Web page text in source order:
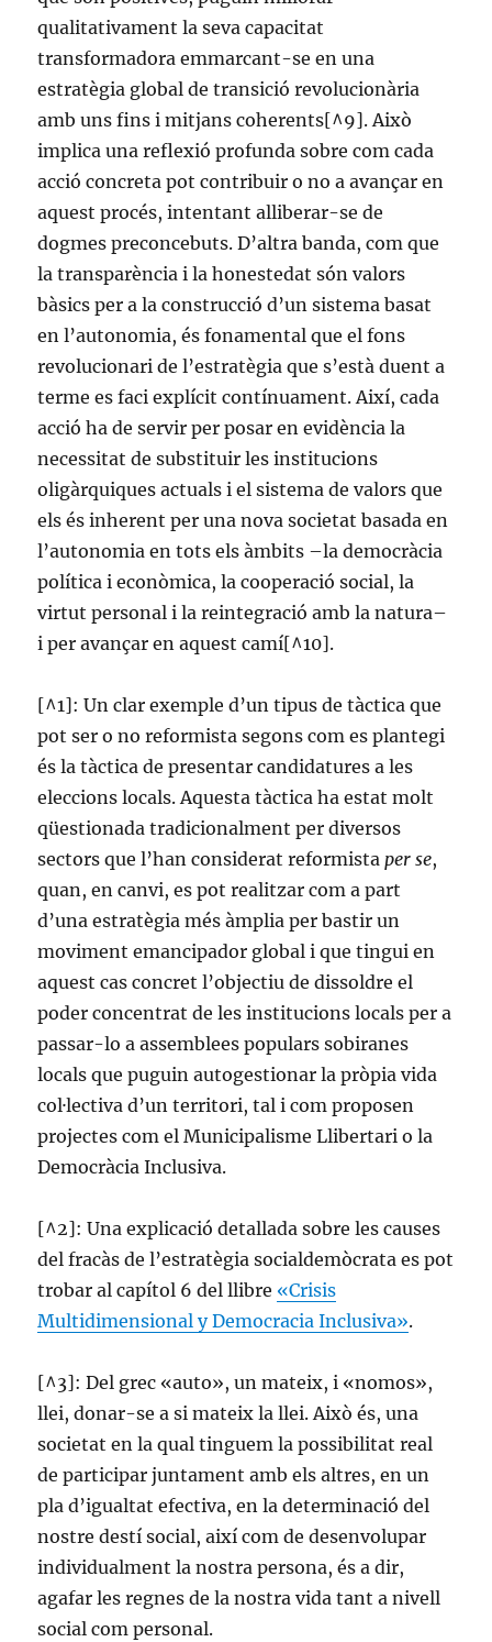
qualitativament la seva capacitat
transformadora emmarcant-se en una
estratègia global de transició revolucionària
amb uns fins i mitjans coherents[^9]. Això
implica una reflexió profunda sobre com cada
acció concreta pot contribuir o no a avançar en
aquest procés, intentant alliberar-se de
dogmes preconcebuts. D’altra banda, com que
la transparència i la honestedat són valors
bàsics per a la construcció d’un sistema basat
en l’autonomia, és fonamental que el fons
revolucionari de l’estratègia que s’està duent a
terme es faci explícit contínuament. Així, cada
acció ha de servir per posar en evidència la
necessitat de substituir les institucions
oligàrquiques actuals i el sistema de valors que
els és inherent per una nova societat basada en
l’autonomia en tots els àmbits –la democràcia
política i econòmica, la cooperació social, la
virtut personal i la reintegració amb la natura–
i per avançar en aquest camí[^10].
[^1]: Un clar exemple d’un tipus de tàctica que
pot ser o no reformista segons com es plantegi
és la tàctica de presentar candidatures a les
eleccions locals. Aquesta tàctica ha estat molt
qüestionada tradicionalment per diversos
sectors que l’han considerat reformistaper se,
quan, en canvi, es pot realitzar com a part
d’una estratègia més àmplia per bastir un
moviment emancipador global i que tingui en
aquest cas concret l’objectiu de dissoldre el
poder concentrat de les institucions locals per a
passar-lo a assemblees populars sobiranes
locals que puguin autogestionar la pròpia vida
col·lectiva d’un territori, tal i com proposen
projectes com el Municipalisme Llibertari o la
Democràcia Inclusiva.
[^2]: Una explicació detallada sobre les causes
del fracàs de l’estratègia socialdemòcrata es pot
trobar al capítol 6 del llibre «Crisis
Multidimensional y Democracia Inclusiva».
[^3]: Del grec «auto», un mateix, i «nomos»,
llei, donar-se a si mateix la llei. Això és, una
societat en la qual tinguem la possibilitat real
de participar juntament amb els altres, en un
pla d’igualtat efectiva, en la determinació del
nostre destí social, així com de desenvolupar
individualment la nostra persona, és a dir,
agafar les regnes de la nostra vida tant a nivell
social com personal.